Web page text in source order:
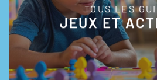
TOUS LES
JEUX ETEN SAVOIR +